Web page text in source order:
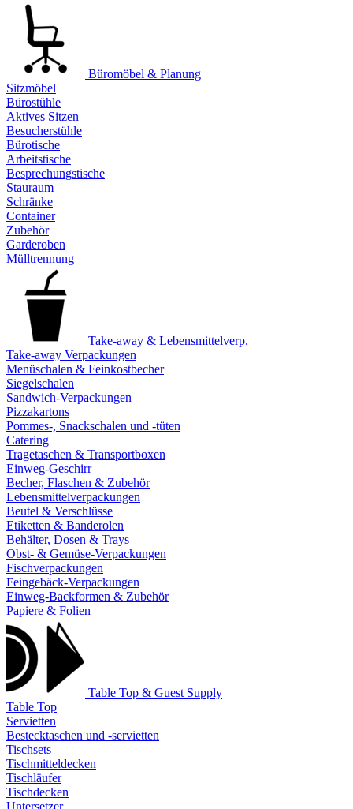
Büromöbel & Planung
Sitzmöbel
Bürostühle
Aktives Sitzen
Besucherstühle
Bürotische
Arbeitstische
Besprechungstische
Stauraum
Schränke
Container
Zubehör
Garderoben
Mülltrennung
Take-away & Lebensmittelverp.
Take-away Verpackungen
Menüschalen & Feinkostbecher
Siegelschalen
Sandwich-Verpackungen
Pizzakartons
Pommes-, Snackschalen und -tüten
Catering
Tragetaschen & Transportboxen
Einweg-Geschirr
Becher, Flaschen & Zubehör
Lebensmittelverpackungen
Beutel & Verschlüsse
Etiketten & Banderolen
Behälter, Dosen & Trays
Obst- & Gemüse-Verpackungen
Fischverpackungen
Feingebäck-Verpackungen
Einweg-Backformen & Zubehör
Papiere & Folien
Table Top & Guest Supply
Table Top
Servietten
Bestecktaschen und -servietten
Tischsets
Tischmitteldecken
Tischläufer
Tischdecken